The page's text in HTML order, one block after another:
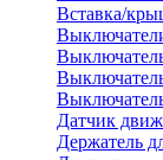
Вставка/
Датчик
Держатель